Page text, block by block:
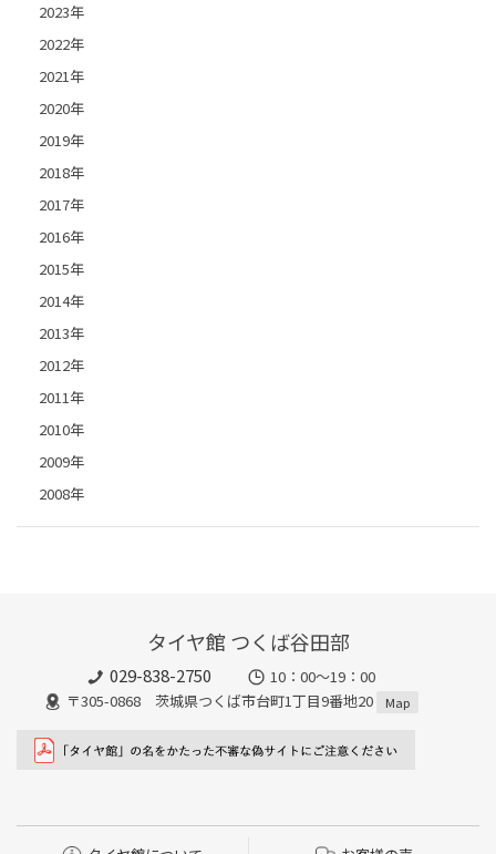
2023年
2022年
2021年
2020年
2019年
2018年
2017年
2016年
2015年
2014年
2013年
2012年
2011年
2010年
2009年
2008年
タイヤ館 つくば谷田部
029-838-2750
10：00～19：00
〒305-0868 茨城県つくば市台町1丁目9番地20
Map